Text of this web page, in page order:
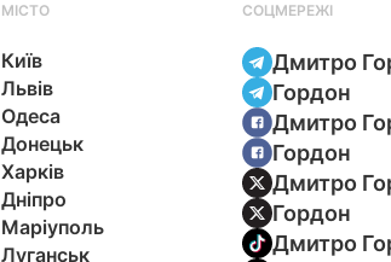
МІСТО
Київ
Львів
Одеса
Донецьк
Харків
Дніпро
Маріуполь
Луганськ
СОЦМЕРЕЖІ
Дмитро
Гордон
Дмитро
Гордон
Дмитро
Гордон
Дмитро